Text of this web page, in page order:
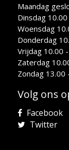
Maandag
Dinsdag
Woensdag
Donderdag
Vrijdag 10.00
Zaterdag
Zondag 13.00
Volg ons
Facebook
Twitter